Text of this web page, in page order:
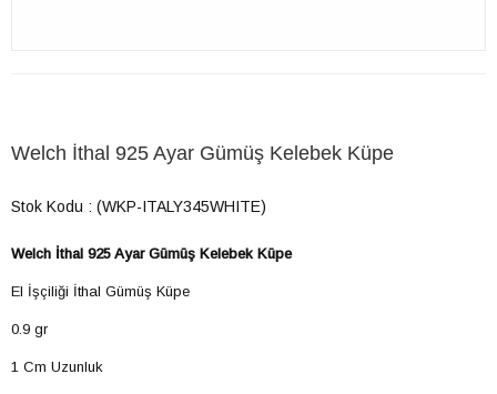
Welch İthal 925 Ayar Gümüş Kelebek Küpe
Stok Kodu (WKP-ITALY345WHITE)
Welch İthal 925 Ayar Gümüş Kelebek Küpe
El İşçiliği İthal Gümüş Küpe
0.9 gr
1 Cm Uzunluk